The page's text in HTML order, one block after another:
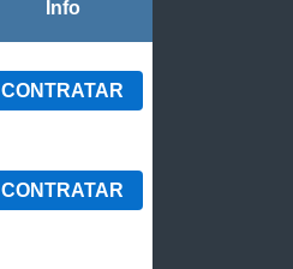
Info
CONTRATAR
CONTRATAR